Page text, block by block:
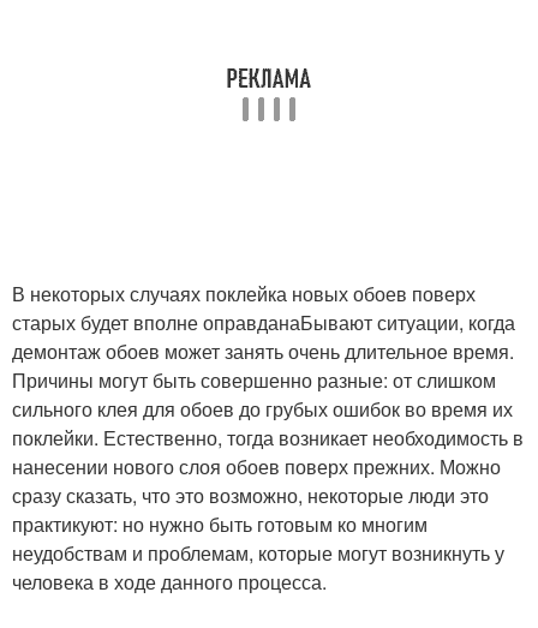
В некоторых случаях поклейка новых обоев поверх
старых будет вполне оправданаБывают ситуации, когда
демонтаж обоев может занять очень длительное время.
Причины могут быть совершенно разные: от слишком
сильного клея для обоев до грубых ошибок во время их
поклейки. Естественно, тогда возникает необходимость в
нанесении нового слоя обоев поверх прежних. Можно
сразу сказать, что это возможно, некоторые люди это
практикуют: но нужно быть готовым ко многим
неудобствам и проблемам, которые могут возникнуть у
человека в ходе данного процесса.